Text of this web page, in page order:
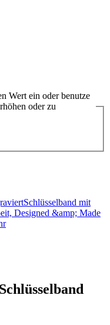
Wert ein oder benutze
oder zu
mit
Designed &amp; Made